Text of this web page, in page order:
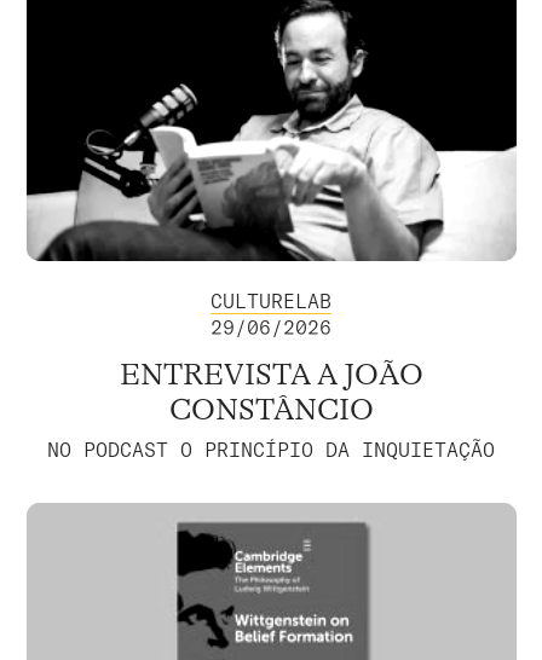
CULTURELAB
29/06/2026
ENTREVISTA A JOÃO
CONSTÂNCIO
NO PODCAST O PRINCÍPIO DA INQUIETAÇÃO